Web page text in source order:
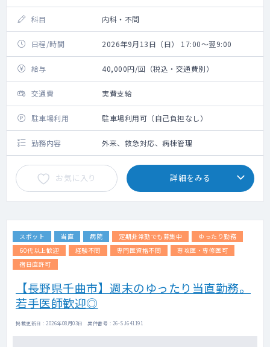
科目 内科・不問
日程/時間 2026年9月13日（日） 17:00～翌9:00
給与 40,000円/回（税込・交通費別）
交通費 実費支給
駐車場利用 駐車場利用可（自己負担なし）
勤務内容 外来、救急対応、病棟管理
お気に入り 詳細をみる
スポット 当直 病院 定期非常勤でも募集中
ゆったり勤務
60代以上歓迎
経験不問 専門医資格不問
専攻医・専修医可
宿日直許可
【長野県千曲市】週末のゆったり当直勤務。
若手医師歓迎◎
掲載更新日 : 2026年08月03日 案件番号 : 26-SJ641191